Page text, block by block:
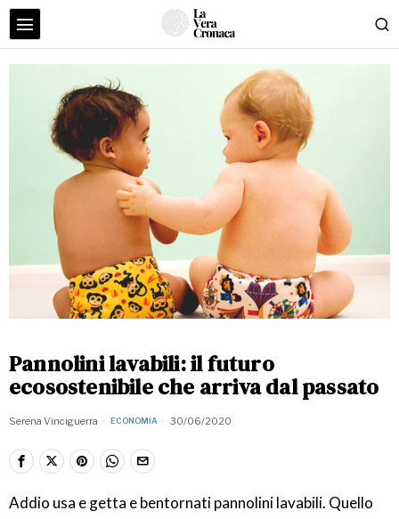
Pannolini lavabili: il futuro
ecosostenibile che arriva dal passato
Serena Vinciguerra ECONOMIA 30/06/2020
Addio usa e getta e bentornati pannolini lavabili. Quello